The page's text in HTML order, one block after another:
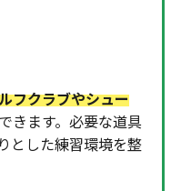
フクラブやシュー
きます。必要な道具
とした練習環境を整